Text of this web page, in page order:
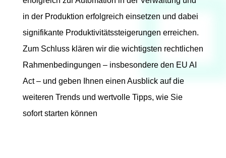
in der Produktion erfolgreich einsetzen und dabei
signifikante Produktivitätssteigerungen erreichen.
Zum Schluss klären wir die wichtigsten rechtlichen
Rahmenbedingungen – insbesondere den EU AI
Act – und geben Ihnen einen Ausblick auf die
weiteren Trends und wertvolle Tipps, wie Sie
sofort starten können